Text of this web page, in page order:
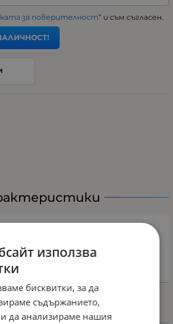
за поверителност“ и съм съгласен.
използва
бисквитки, за да
съдържанието,
да анализираме нашия